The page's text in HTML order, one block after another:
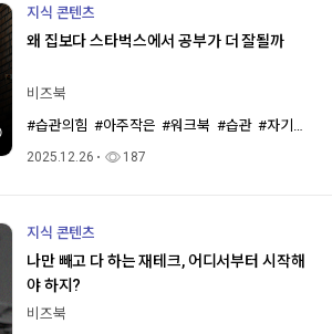
지식 콘텐츠
왜 집보다 스타벅스에서 공부가 더 잘될까
비즈북
#습관의힘 #아주작은 #워크북 #습관 #자기계발
2025.12.26 187
지식 콘텐츠
나만 빼고 다 하는 재테크, 어디서부터 시작해
야 하지?
비즈북